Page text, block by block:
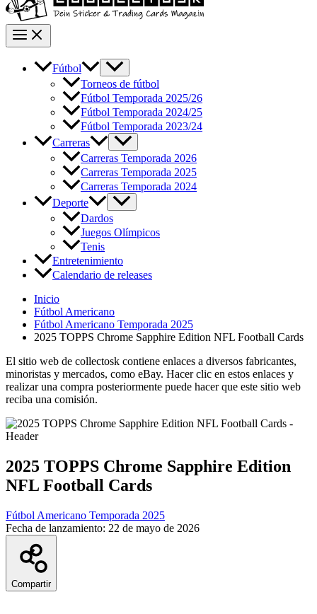
Fútbol
Torneos de fútbol
Fútbol Temporada 2025/26
Fútbol Temporada 2024/25
Fútbol Temporada 2023/24
Carreras
Carreras Temporada 2026
Carreras Temporada 2025
Carreras Temporada 2024
Deporte
Dardos
Juegos Olímpicos
Tenis
Entretenimiento
Calendario de releases
Inicio
Fútbol Americano
Fútbol Americano Temporada 2025
2025 TOPPS Chrome Sapphire Edition NFL Football Cards
El sitio web de collectosk contiene enlaces a diversos fabricantes,
minoristas y mercados, como eBay. Hacer clic en estos enlaces y
realizar una compra posteriormente puede hacer que este sitio web
reciba una comisión.
2025 TOPPS Chrome Sapphire Edition
NFL Football Cards
Fútbol Americano Temporada 2025
Fecha de lanzamiento: 22 de mayo de 2026
Compartir